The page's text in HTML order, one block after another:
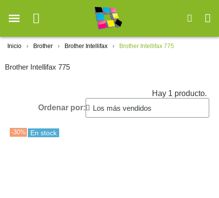
Inicio Brother Brother Intellifax Brother Intellifax 775
Brother Intellifax 775
Hay 1 producto.
Ordenar por:
-30% En stock